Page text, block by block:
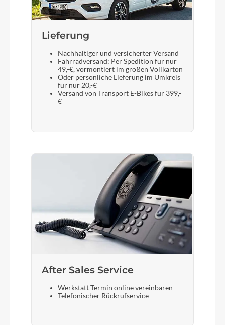
Lieferung
Nachhaltiger und versicherter Versand
Fahrradversand: Per Spedition für nur
49,-€, vormontiert im großen Vollkarton
Oder persönliche Lieferung im Umkreis
für nur 20,-€
Versand von Transport E-Bikes für 399,-
€
After Sales Service
Werkstatt Termin online vereinbaren
Telefonischer Rückrufservice